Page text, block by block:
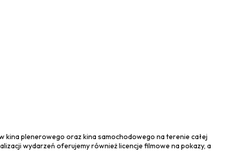
kina plenerowego oraz kina samochodowego na terenie całej
wydarzeń oferujemy również licencje filmowe na pokazy, a